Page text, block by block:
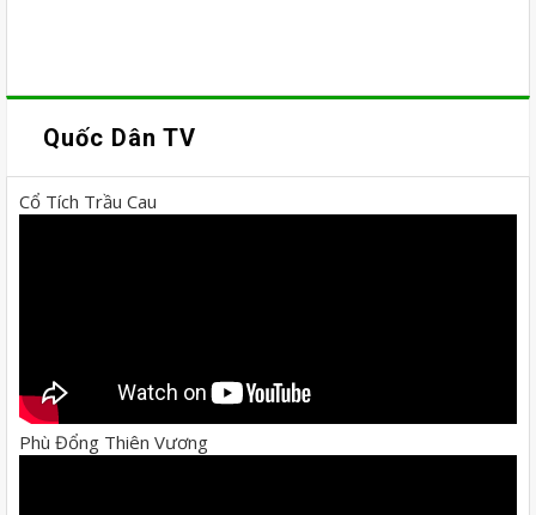
Quốc Dân TV
Cổ Tích Trầu Cau
Phù Đổng Thiên Vương